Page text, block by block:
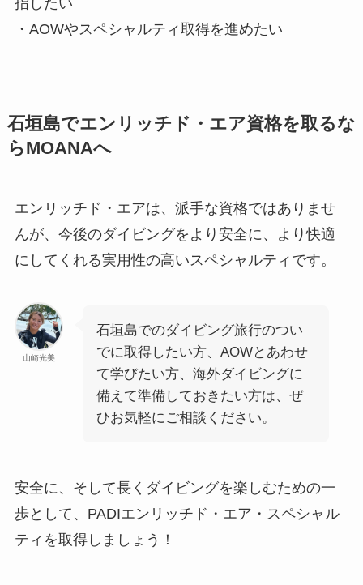
指したい
・AOWやスペシャルティ取得を進めたい
石垣島でエンリッチド・エア資格を取るな
らMOANAへ
エンリッチド・エアは、派手な資格ではありませ
んが、今後のダイビングをより安全に、より快適
にしてくれる実用性の高いスペシャルティです。
山崎光美
石垣島でのダイビング旅行のつい
でに取得したい方、AOWとあわせ
て学びたい方、海外ダイビングに
備えて準備しておきたい方は、ぜ
ひお気軽にご相談ください。
安全に、そして長くダイビングを楽しむための一
歩として、PADIエンリッチド・エア・スペシャル
ティを取得しましょう！